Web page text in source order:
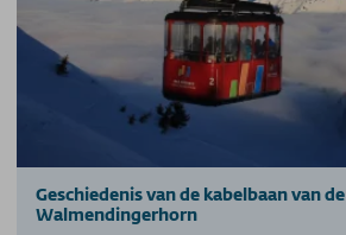
Geschiedenis van de kabelbaan van de
Walmendingerhorn